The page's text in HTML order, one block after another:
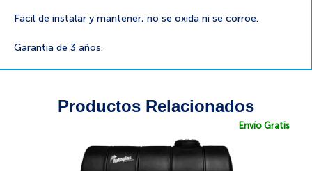
Fácil de instalar y mantener, no se oxida ni se corroe.
Garantía de 3 años.
Productos Relacionados
Envío Gratis